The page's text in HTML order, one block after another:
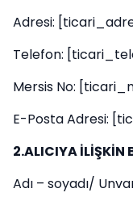
Adresi:
Telefon:
Mersis No:
E-Posta Adresi:
2.ALICIYA İLİŞKİN
Adı – soyadı/